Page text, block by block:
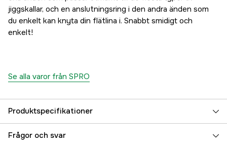
jiggskallar, och en anslutningsring i den andra änden som
du enkelt kan knyta din flätlina i. Snabbt smidigt och
enkelt!
Se alla varor från SPRO
Produktspecifikationer
Referensnummer 5000007903
Frågor och svar